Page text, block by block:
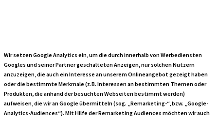
Wir setzen Google Analytics ein, um die durch innerhalb von Werbediensten
Googles und seiner Partner geschalteten Anzeigen, nur solchen Nutzern
anzuzeigen, die auch ein Interesse an unserem Onlineangebot gezeigt haben
oder die bestimmte Merkmale (z.B. Interessen an bestimmten Themen oder
Produkten, die anhand der besuchten Webseiten bestimmt werden)
aufweisen, die wir an Google übermitteln (sog. „Remarketing-“, bzw. „Google-
Analytics-Audiences“). Mit Hilfe der Remarketing Audiences möchten wir auch